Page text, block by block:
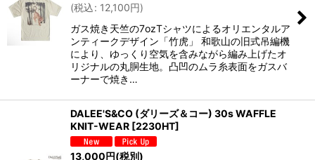
並び順
絞り込む
(税込: 12,100円)
ガス焼き天竺の7ozTシャツによるオリエンタルア
ンティークデザイン「竹虎」 和歌山の旧式吊編機
により、ゆっくり空気を含みながら編み上げたオ
リジナルの丸胴生地。凸凹のムラ糸表面をガスバ
ーナーで焼き…
DALEE'S&CO (ダリーズ＆コー) 30s WAFFLE
KNIT-WEAR [2230HT]
13,000円(税別)